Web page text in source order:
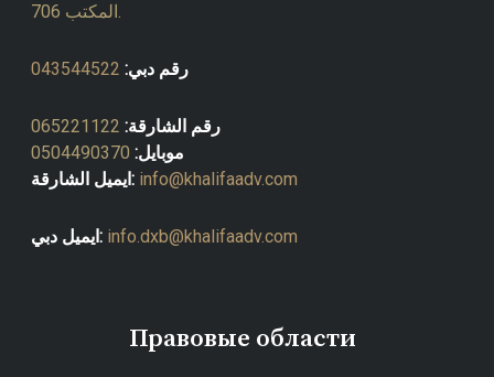
المكتب 706.
رقم دبي: 043544522
رقم الشارقة: 065221122
موبايل: 0504490370
ايميل الشارقة: info@khalifaadv.com
ايميل دبي: info.dxb@khalifaadv.com
Правовые области